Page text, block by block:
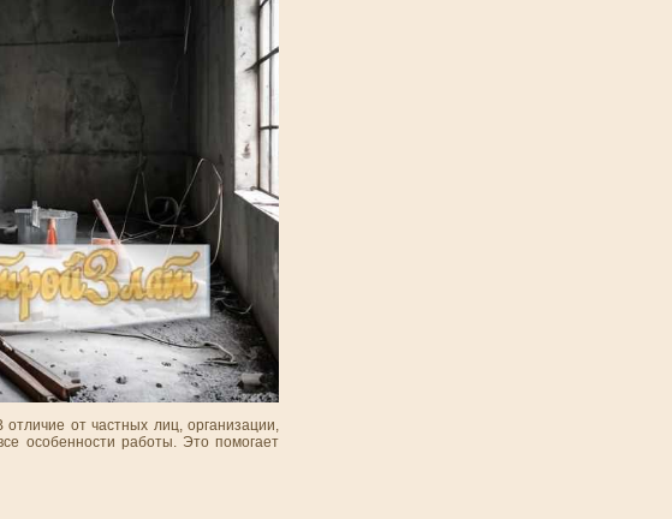
от частных лиц, организации,
особенности работы. Это помогает